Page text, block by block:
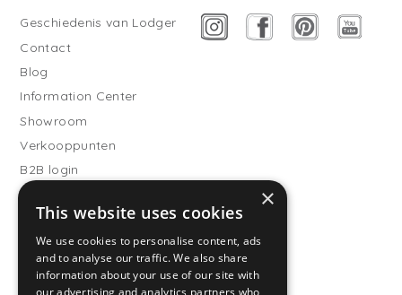
Geschiedenis van Lodger
Contact
Blog
Information Center
Showroom
Verkooppunten
B2B login
Buitenslaapzakken
Word verkooppartner
Klantenservice
Veelgestelde vragen
×
This website uses cookies
We use cookies to personalise content, ads
and to analyse our traffic. We also share
information about your use of our site with
our advertising and analytics partners who